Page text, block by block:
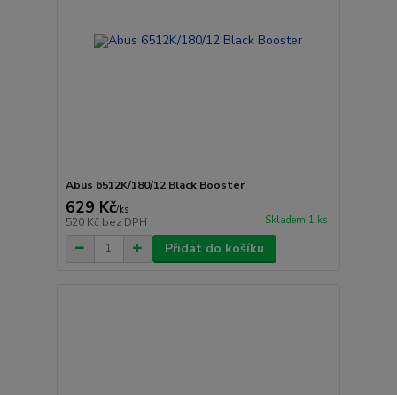
Abus 6512K/180/12 Black Booster
629 Kč/ks
520 Kč bez DPH Skladem 1 ks
Přidat do košíku